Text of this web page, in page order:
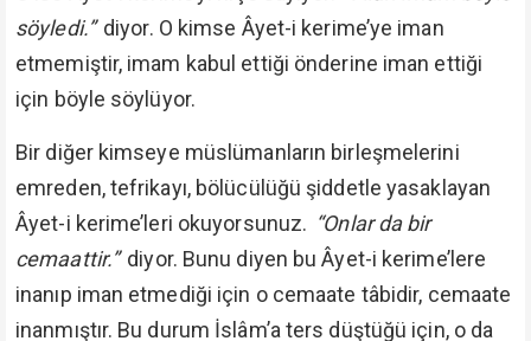
söyledi.”diyor. O kimse Âyet-i kerime’ye iman
etmemiştir, imam kabul ettiği önderine iman ettiği
için böyle söylüyor.
Bir diğer kimseye müslümanların birleşmelerini
emreden, tefrikayı, bölücülüğü şiddetle yasaklayan
Âyet-i kerime’leri okuyorsunuz. “Onlar da bir
cemaattir.” diyor. Bunu diyen bu Âyet-i kerime’lere
inanıp iman etmediği için o cemaate tâbidir, cemaate
inanmıştır. Bu durum İslâm’a ters düştüğü için, o da